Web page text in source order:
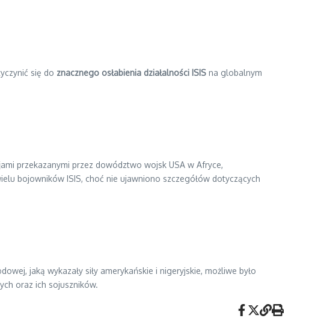
się do znacznego osłabienia działalności ISIS na globalnym
przekazanymi przez dowództwo wojsk USA w Afryce,
bojowników ISIS, choć nie ujawniono szczegółów dotyczących
jaką wykazały siły amerykańskie i nigeryjskie, możliwe było
oraz ich sojuszników.